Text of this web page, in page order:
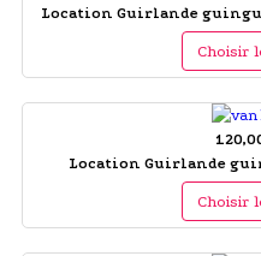
Location Guirlande
Choisir
Location Guirlande
Choisir